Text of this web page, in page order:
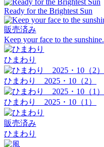
Ready for the Brightest Sun
販売済み
Keep your face to the sunshine.
ひまわり
ひまわり 2025・10（2）
ひまわり 2025・10（1）
販売済み
ひまわり